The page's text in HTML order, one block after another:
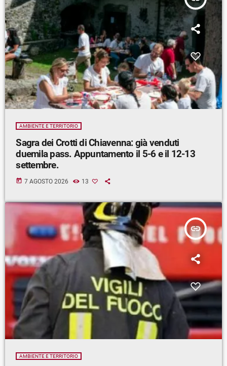
AMBIENTE E TERRITORIO
Sagra dei Crotti di Chiavenna: già venduti
duemila pass. Appuntamento il 5-6 e il 12-13
settembre.
today 7 AGOSTO 2026 13
insert_link
AMBIENTE E TERRITORIO